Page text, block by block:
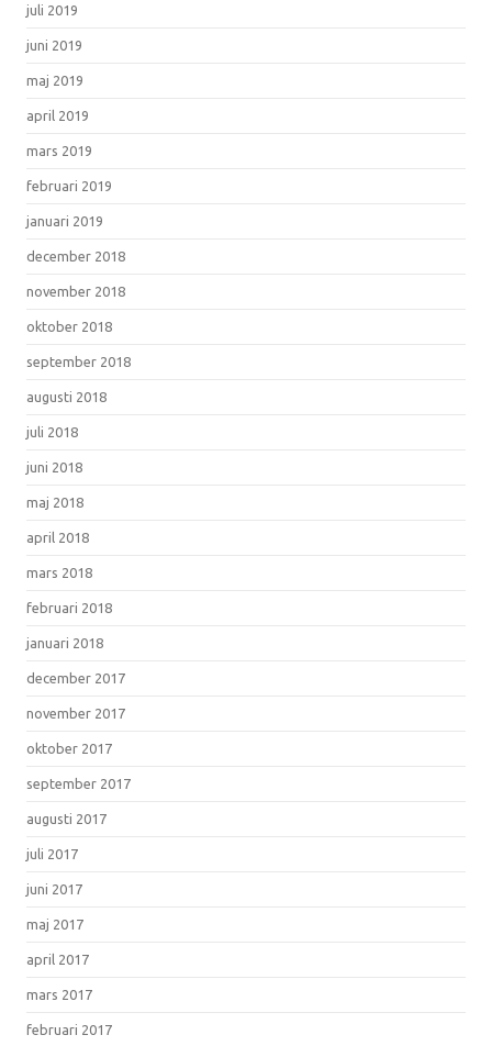
juli 2019
juni 2019
maj 2019
april 2019
mars 2019
februari 2019
januari 2019
december 2018
november 2018
oktober 2018
september 2018
augusti 2018
juli 2018
juni 2018
maj 2018
april 2018
mars 2018
februari 2018
januari 2018
december 2017
november 2017
oktober 2017
september 2017
augusti 2017
juli 2017
juni 2017
maj 2017
april 2017
mars 2017
februari 2017